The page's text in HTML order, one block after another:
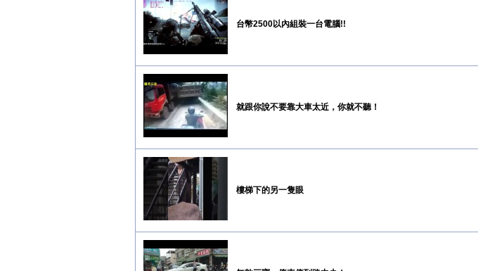
台幣2500以內組裝一台電腦!!
就跟你說不要靠大車太近，你就不聽！
樓梯下的另一隻眼